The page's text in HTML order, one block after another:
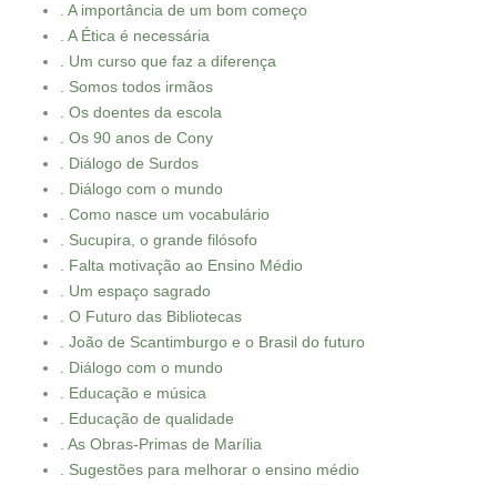
. A importância de um bom começo
. A Ética é necessária
. Um curso que faz a diferença
. Somos todos irmãos
. Os doentes da escola
. Os 90 anos de Cony
. Diálogo de Surdos
. Diálogo com o mundo
. Como nasce um vocabulário
. Sucupira, o grande filósofo
. Falta motivação ao Ensino Médio
. Um espaço sagrado
. O Futuro das Bibliotecas
. João de Scantimburgo e o Brasil do futuro
. Diálogo com o mundo
. Educação e música
. Educação de qualidade
. As Obras-Primas de Marília
. Sugestões para melhorar o ensino médio